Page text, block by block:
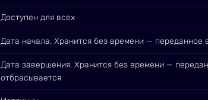
Доступен для всех
Дата начала. Хранится без времени — переданное
Дата завершения. Хранится без времени —
отбрасывается